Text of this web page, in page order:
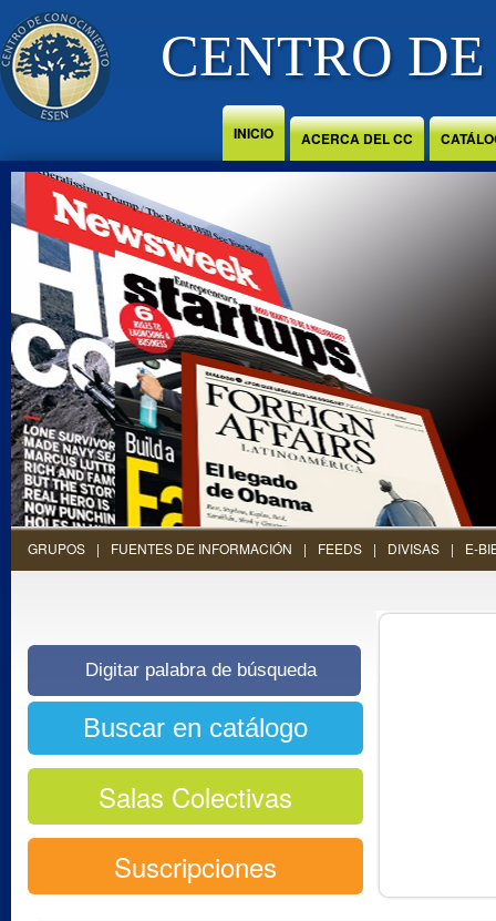
Jump to Content
CENTRO
INICIO ACERCA DEL CC
GRUPOS FUENTES DE INFORMACIÓN FEEDS DIVISAS E-
Salas Colectivas
Suscripciones